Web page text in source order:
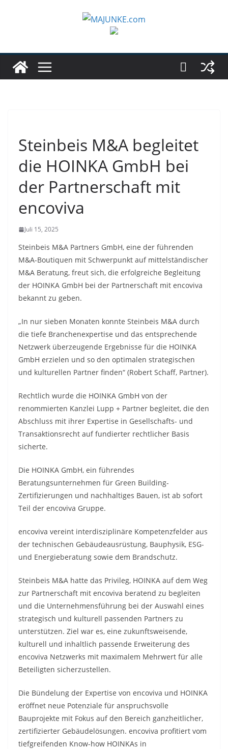
Steinbeis M&A begleitet
die HOINKA GmbH bei
der Partnerschaft mit
encoviva
Juli 15, 2025
Steinbeis M&A Partners GmbH, eine der führenden
M&A-Boutiquen mit Schwerpunkt auf mittelständischer
M&A Beratung, freut sich, die erfolgreiche Begleitung
der HOINKA GmbH bei der Partnerschaft mit encoviva
bekannt zu geben.
„In nur sieben Monaten konnte Steinbeis M&A durch
die tiefe Branchenexpertise und das entsprechende
Netzwerk überzeugende Ergebnisse für die HOINKA
GmbH erzielen und so den optimalen strategischen
und kulturellen Partner finden“ (Robert Schaff, Partner).
Rechtlich wurde die HOINKA GmbH von der
renommierten Kanzlei Lupp + Partner begleitet, die den
Abschluss mit ihrer Expertise in Gesellschafts- und
Transaktionsrecht auf fundierter rechtlicher Basis
sicherte.
Die HOINKA GmbH, ein führendes
Beratungsunternehmen für Green Building-
Zertifizierungen und nachhaltiges Bauen, ist ab sofort
Teil der encoviva Gruppe.
encoviva vereint interdisziplinäre Kompetenzfelder aus
der technischen Gebäudeausrüstung, Bauphysik, ESG-
und Energieberatung sowie dem Brandschutz.
Steinbeis M&A hatte das Privileg, HOINKA auf dem Weg
zur Partnerschaft mit encoviva beratend zu begleiten
und die Unternehmensführung bei der Auswahl eines
strategisch und kulturell passenden Partners zu
unterstützen. Ziel war es, eine zukunftsweisende,
kulturell und inhaltlich passende Erweiterung des
encoviva Netzwerks mit maximalem Mehrwert für alle
Beteiligten sicherzustellen.
Die Bündelung der Expertise von encoviva und HOINKA
eröffnet neue Potenziale für anspruchsvolle
Bauprojekte mit Fokus auf den Bereich ganzheitlicher,
zertifizierter Gebäudelösungen. encoviva profitiert vom
tiefgreifenden Know-how HOINKAs in